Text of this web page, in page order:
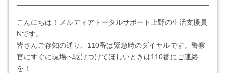
こんにちは！メルディアトータルサポート上野の生活支援員
Nです。
皆さんご存知の通り、110番は緊急時のダイヤルです。警察
官にすぐに現場へ駆けつけてほしいときは110番にご連絡
を！